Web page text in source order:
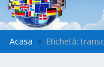
Acasa 9 Etichetă: